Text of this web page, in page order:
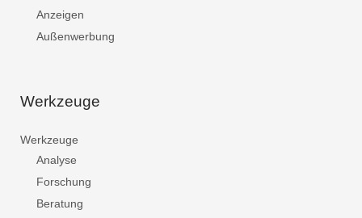
Anzeigen
Außenwerbung
Werkzeuge
Werkzeuge
Analyse
Forschung
Beratung